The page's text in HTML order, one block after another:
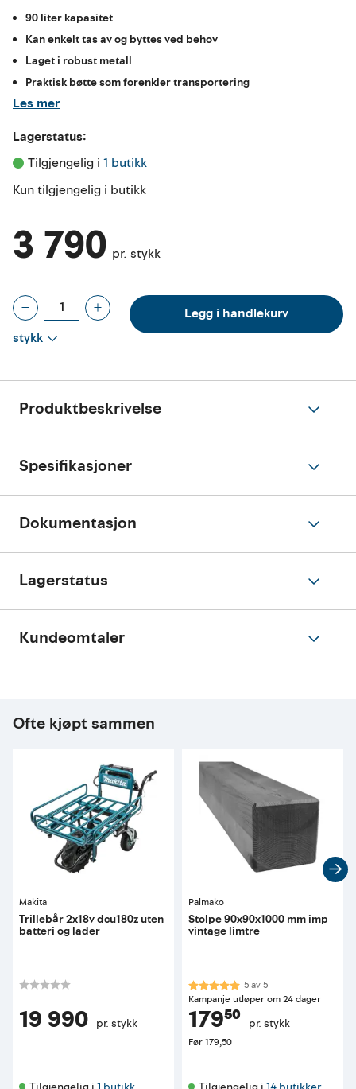
90 liter kapasitet
Kan enkelt tas av og byttes ved behov
Laget i robust metall
Praktisk bøtte som forenkler transportering
Les mer
Lagerstatus:
Tilgjengelig i 1 butikk
Kun tilgjengelig i butikk
3 790 pr. stykk
stykk
Legg i handlekurv
Produktbeskrivelse
Spesifikasjoner
Dokumentasjon
Lagerstatus
Kundeomtaler
Ofte kjøpt sammen
Makita
Trillebår 2x18v dcu180z uten
batteri og lader
19 990 pr. stykk
Palmako
Stolpe 90x90x1000 mm imp
vintage limtre
Karakter:5.0 av 5 mulige
5av5
Kampanje utløper om 24 dager
179⁵⁰ pr. stykk
Før179,50